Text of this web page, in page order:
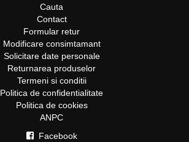
Cauta
Contact
Formular retur
Modificare consimtamant
Solicitare date personale
Returnarea produselor
Termeni si conditii
Politica de confidentialitate
Politica de cookies
ANPC
Facebook